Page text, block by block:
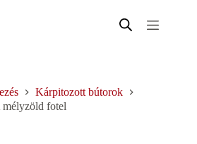
Kárpitozott bútorok
fotel